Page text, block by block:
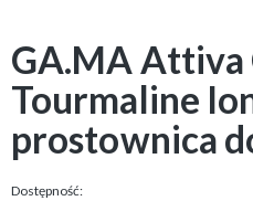
GA.MA Attiva
Tourmaline
prostownica
Dostępność: